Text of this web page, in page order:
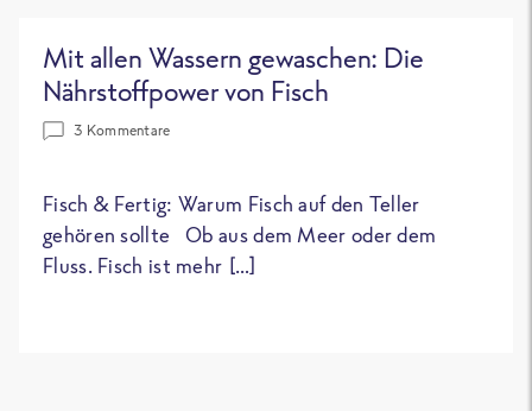
Mit allen Wassern gewaschen: Die
Nährstoffpower von Fisch
3 Kommentare
Fisch & Fertig: Warum Fisch auf den Teller
gehören sollte Ob aus dem Meer oder dem
Fluss. Fisch ist mehr […]